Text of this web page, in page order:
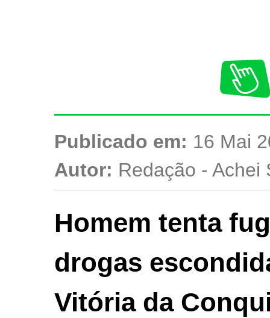
Publicado em: 16 Mai
Autor: Redação - Achei
Homem tenta
drogas
Vitória da